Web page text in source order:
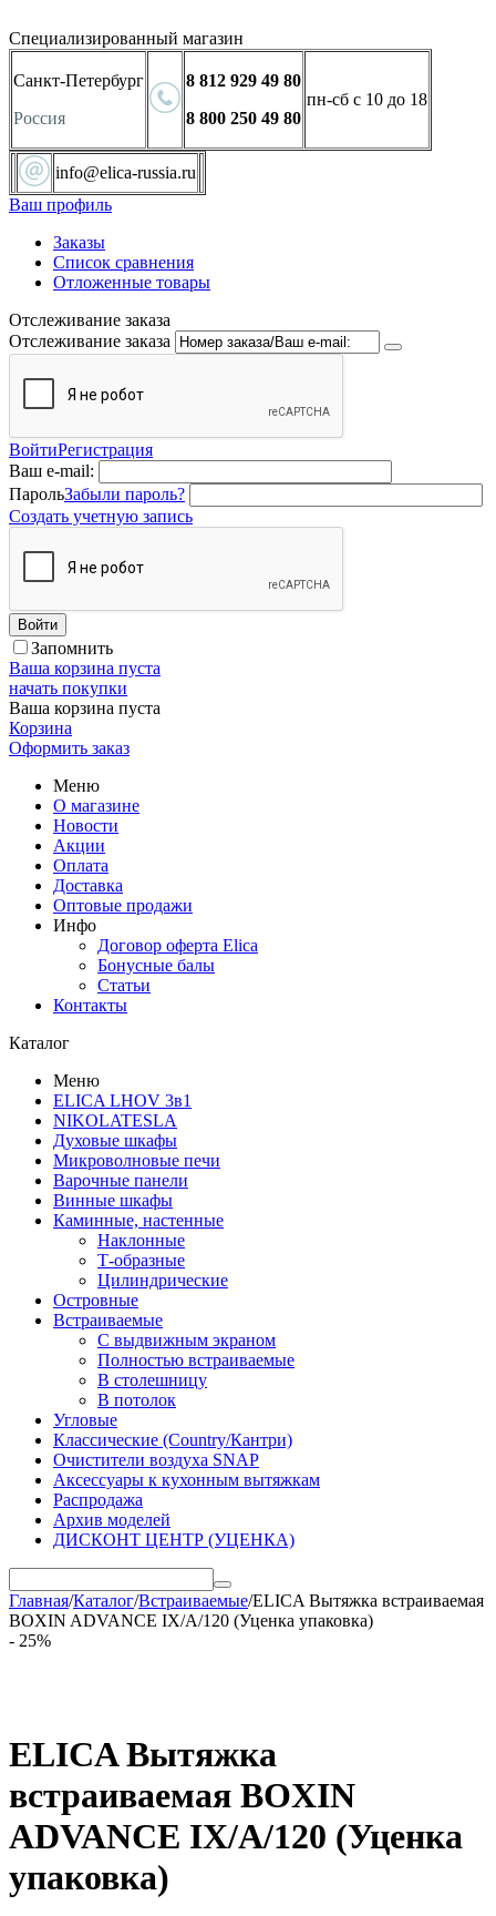
Специализированный магазин
Санкт-Петербург
Россия
8 812 929 49 80
8 800 250 49 80
пн-сб с 10 до 18
info@elica-russia.ru
Ваш профиль
Заказы
Список сравнения
Отложенные товары
Отслеживание заказа
Отслеживание заказа
ВойтиРегистрация
Ваш e-mail:
ПарольЗабыли пароль?
Создать учетную запись
Войти
Запомнить
Ваша корзина пуста
начать покупки
Ваша корзина пуста
Корзина
Оформить заказ
Меню
О магазине
Новости
Акции
Оплата
Доставка
Оптовые продажи
Инфо
Договор оферта Elica
Бонусные балы
Статьи
Контакты
Каталог
Меню
ELICA LHOV 3в1
NIKOLATESLA
Духовые шкафы
Микроволновые печи
Варочные панели
Винные шкафы
Каминные, настенные
Наклонные
Т-образные
Цилиндрические
Островные
Встраиваемые
С выдвижным экраном
Полностью встраиваемые
В столешницу
В потолок
Угловые
Классические (Country/Кантри)
Очистители воздуха SNAP
Аксессуары к кухонным вытяжкам
Распродажа
Архив моделей
ДИСКОНТ ЦЕНТР (УЦЕНКА)
Главная/Каталог/Встраиваемые/ELICA Вытяжка встраиваемая
BOXIN ADVANCE IX/A/120 (Уценка упаковка)
- 25%
ELICA Вытяжка
встраиваемая BOXIN
ADVANCE IX/A/120 (Уценка
упаковка)